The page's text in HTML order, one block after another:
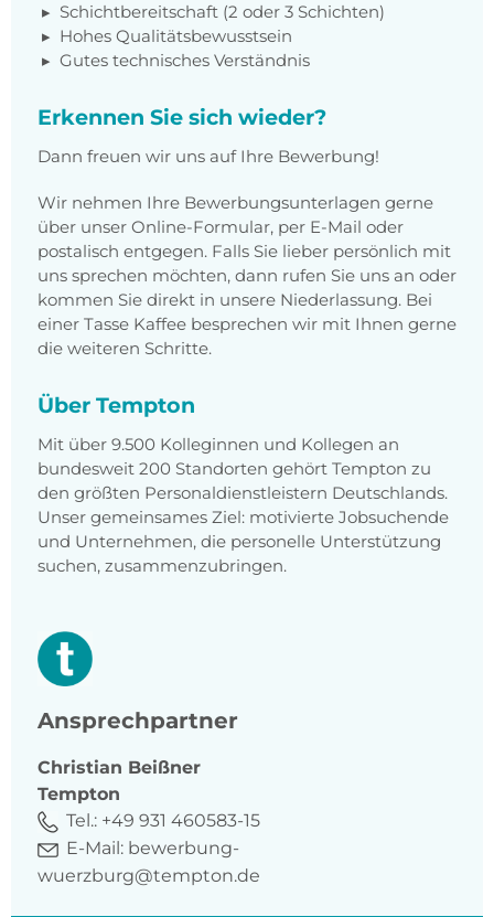
Schichtbereitschaft (2 oder 3 Schichten)
Hohes Qualitätsbewusstsein
Gutes technisches Verständnis
Erkennen Sie sich wieder?
Dann freuen wir uns auf Ihre Bewerbung!
Wir nehmen Ihre Bewerbungsunterlagen gerne
über unser Online-Formular, per E-Mail oder
postalisch entgegen. Falls Sie lieber persönlich mit
uns sprechen möchten, dann rufen Sie uns an oder
kommen Sie direkt in unsere Niederlassung. Bei
einer Tasse Kaffee besprechen wir mit Ihnen gerne
die weiteren Schritte.
Über Tempton
Mit über 9.500 Kolleginnen und Kollegen an
bundesweit 200 Standorten gehört Tempton zu
den größten Personaldienstleistern Deutschlands.
Unser gemeinsames Ziel: motivierte Jobsuchende
und Unternehmen, die personelle Unterstützung
suchen, zusammenzubringen.
Ansprechpartner
Christian Beißner
Tempton
Tel.: +49 931 460583-15
E-Mail: bewerbung-
wuerzburg@tempton.de